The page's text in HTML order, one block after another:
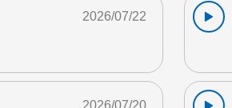
2026/07/22